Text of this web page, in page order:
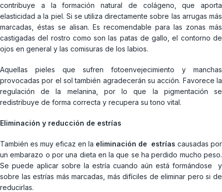
contribuye a la formación natural de colágeno, que aporta
elasticidad a la piel. Si se utiliza directamente sobre las arrugas más
marcadas, éstas se alisan. Es recomendable para las zonas más
castigadas del rostro como son las patas de gallo, el contorno de
ojos en general y las comisuras de los labios.
Aquellas pieles que sufren fotoenvejecimiento y manchas
provocadas por el sol también agradecerán su acción. Favorece la
regulación de la melanina, por lo que la pigmentación se
redistribuye de forma correcta y recupera su tono vital.
Eliminación y reducción de estrías
También es muy eficaz en la eliminación de estrías causadas por
un embarazo o por una dieta en la que se ha perdido mucho peso.
Se puede aplicar sobre la estría cuando aún está formándose y
sobre las estrías más marcadas, más difíciles de eliminar pero si de
reducirlas.